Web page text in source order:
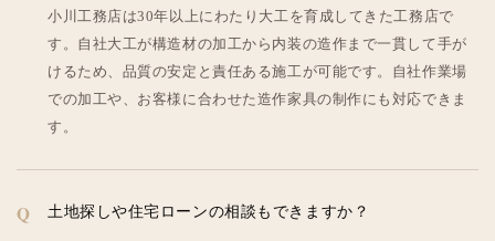
小川工務店は30年以上にわたり大工を育成してきた工務店で
す。自社大工が構造材の加工から内装の造作まで一貫して手が
けるため、品質の安定と責任ある施工が可能です。自社作業場
での加工や、お客様に合わせた造作家具の制作にも対応できま
す。
土地探しや住宅ローンの相談もできますか？